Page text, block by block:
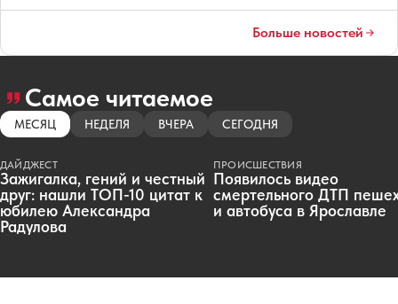
Больше новостей
Самое читаемое
МЕСЯЦ НЕДЕЛЯ ВЧЕРА СЕГОДНЯ
ДАЙДЖЕСТ
Зажигалка, гений и честный
друг: нашли ТОП-10 цитат к
юбилею Александра
Радулова
ПРОИСШЕСТВИЯ
Появилось видео
смертельного ДТП
и автобуса в Ярославле